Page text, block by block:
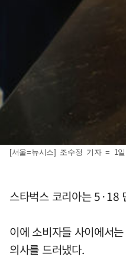
[서울=뉴시스] 조수정 기자 = 1
스타벅스 코리아는 5·18
이에 소비자들 사이에서
의사를 드러냈다.